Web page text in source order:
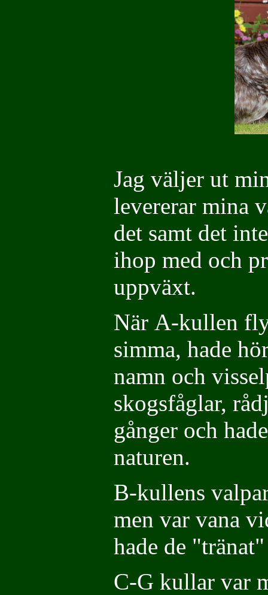
Jag väljer ut
levererar mina
det samt det
ihop med och
uppväxt.
När A-kullen
simma, hade
namn och
skogsfåglar,
gånger och
naturen.
B-kullens
men var vana
hade de
C-G kullar var